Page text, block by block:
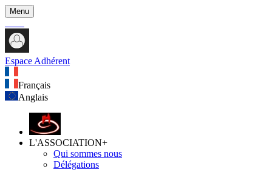
Menu
Espace Adhérent
Français
Anglais
L'ASSOCIATION+
Qui sommes nous
Délégations